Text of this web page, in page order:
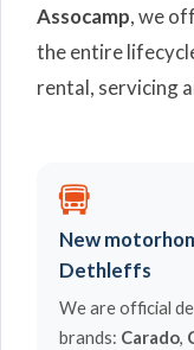
Assocamp, we
the entire
rental, servicing
New
Dethleffs
We are official
brands: Carado,